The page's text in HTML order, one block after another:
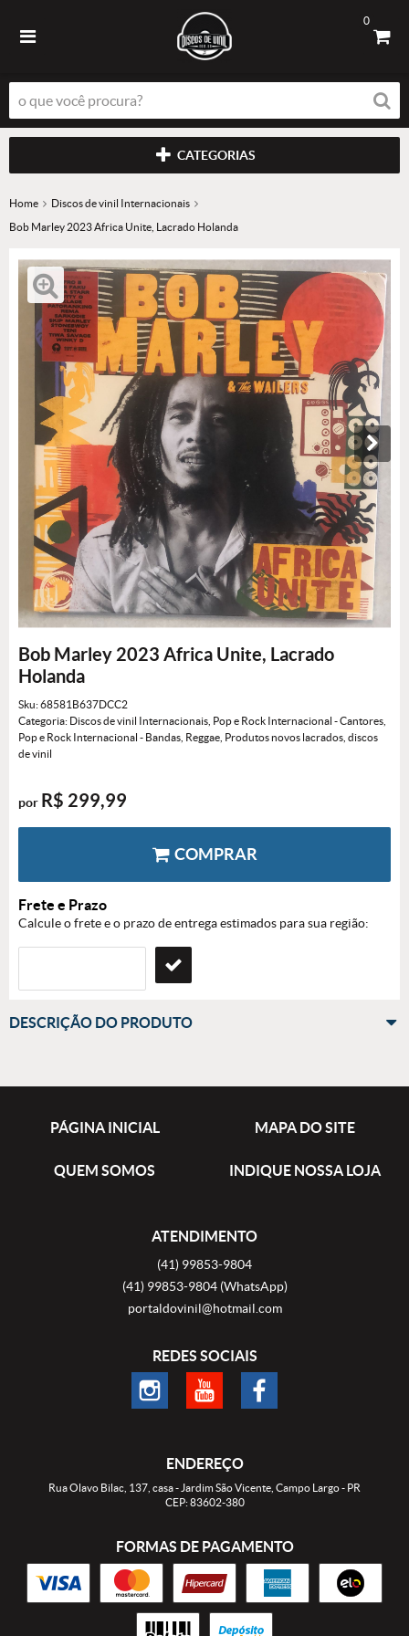
0
CATEGORIAS
Home
Discos de vinil Internacionais
Bob Marley 2023 Africa Unite, Lacrado Holanda
Bob Marley 2023 Africa Unite, Lacrado
Holanda
Sku:68581B637DCC2
Categoria: Discos de vinil Internacionais Pop e Rock Internacional - Cantores
Pop e Rock Internacional - Bandas Reggae Produtos novos lacrados discos
de vinil
por R$ 299,99
COMPRAR
Frete e Prazo
Calcule o frete e o prazo de entrega estimados para sua região:
DESCRIÇÃO DO PRODUTO
PÁGINA INICIAL MAPA DO SITE
QUEM SOMOS INDIQUE NOSSA LOJA
ATENDIMENTO
(41) 99853-9804
(41)99853-9804 (WhatsApp)
portaldovinil@hotmail.com
REDES SOCIAIS
ENDEREÇO
Rua Olavo Bilac, 137, casa- Jardim São Vicente, Campo Largo- PR
CEP: 83602-380
FORMAS DE PAGAMENTO